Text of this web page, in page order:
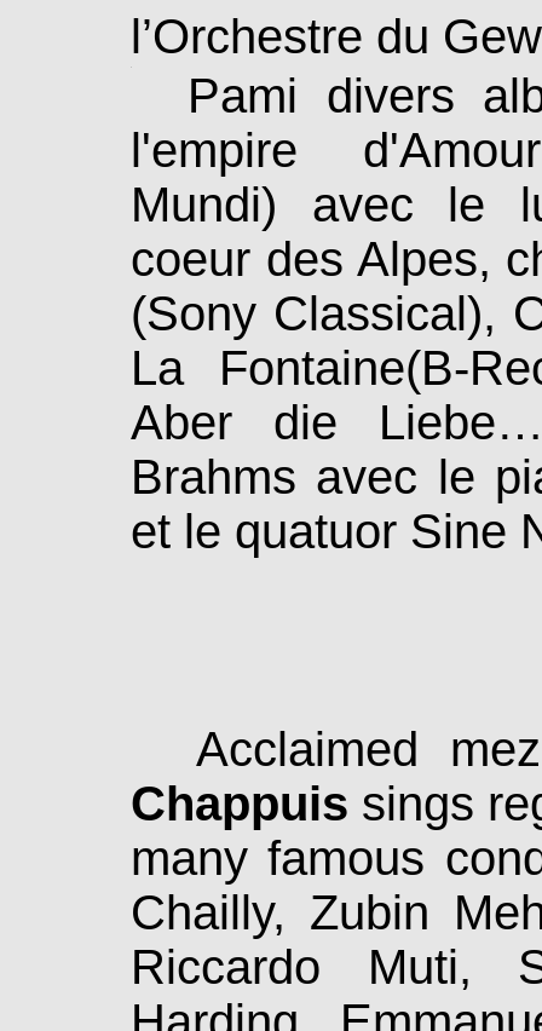
l’Orchestre du
.
Pami divers
l'empire
Mundi) avec le
coeur des Alpes,
(Sony Classical),
La Fontaine(B-
Aber die
Brahms avec le
et le quatuor Sine
Acclaimed
Chappuis sings
many famous
Chailly, Zubin
Riccardo Muti,